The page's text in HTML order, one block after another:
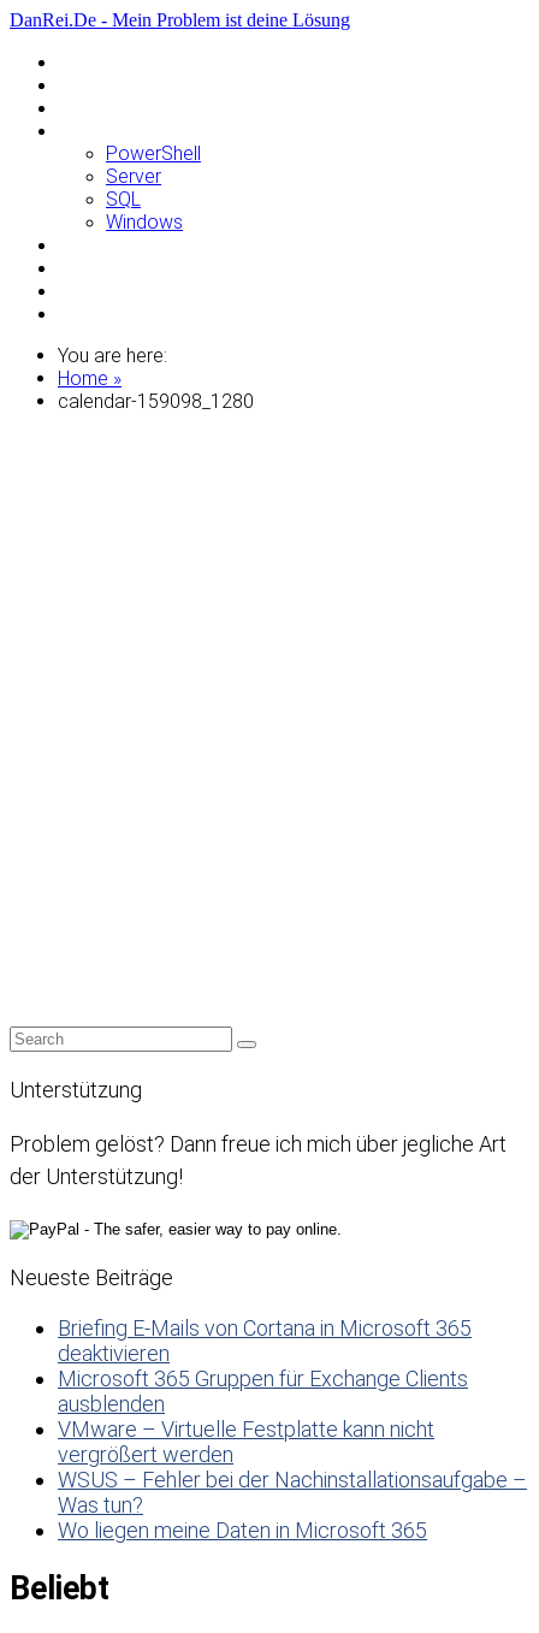
DanRei.De - Mein Problem ist deine Lösung
PowerShell
Server
SQL
Windows
You are here:
Home »
calendar-159098_1280
Unterstützung
Problem gelöst? Dann freue ich mich über jegliche Art
der Unterstützung!
Neueste Beiträge
Briefing E-Mails von Cortana in Microsoft 365
deaktivieren
Microsoft 365 Gruppen für Exchange Clients
ausblenden
VMware – Virtuelle Festplatte kann nicht
vergrößert werden
WSUS – Fehler bei der Nachinstallationsaufgabe –
Was tun?
Wo liegen meine Daten in Microsoft 365
Beliebt